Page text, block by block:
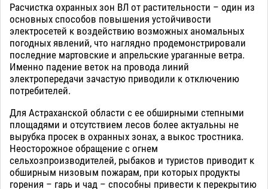
Расчистка охранных зон ВЛ от растительности – один из
основных способов повышения устойчивости
электросетей к воздействию возможных аномальных
погодных явлений, что наглядно продемонстрировали
последние мартовские и апрельские ураганные ветра.
Именно падение веток на провода линий
электропередачи зачастую приводили к отключению
потребителей.
Для Астраханской области с ее обширными степными
площадями и отсутствием лесов более актуальны не
вырубка просек в охранных зонах, а выкос тростника.
Неосторожное обращение с огнем
сельхозпроизводителей, рыбаков и туристов приводит к
обширным низовым пожарам, при которых продукты
горения – гарь и чад – способны привести к перекрытию